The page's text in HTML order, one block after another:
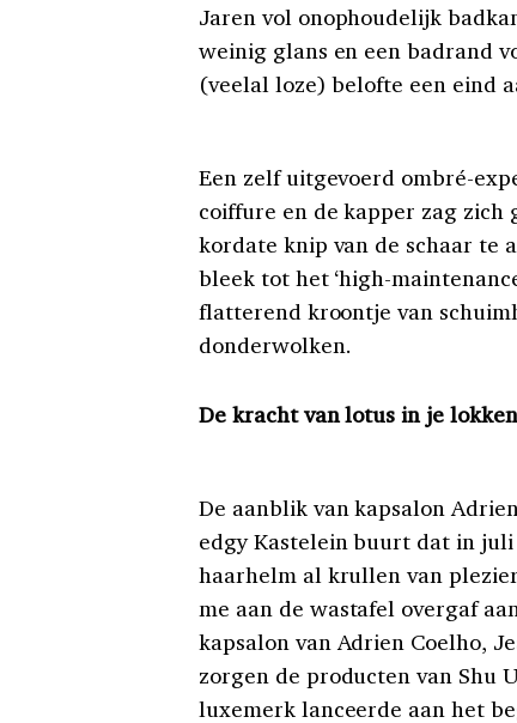
Jaren vol onophoudelijk
weinig glans en een badrand
(veelal loze) belofte een eind
Een zelf uitgevoerd ombré-
coiffure en de kapper zag zich
kordate knip van de schaar te
bleek tot het ‘high-
flatterend kroontje van
donderwolken.
De kracht van lotus in je lokken
De aanblik van kapsalon
edgy Kastelein buurt dat in
haarhelm al krullen van
me aan de wastafel overgaf
kapsalon van Adrien Coelho,
zorgen de producten van Shu
luxemerk lanceerde aan het